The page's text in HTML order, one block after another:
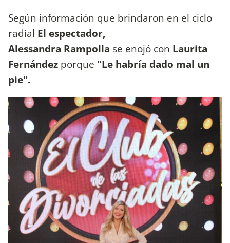
Según información que brindaron en el ciclo
radial El espectador,
Alessandra Rampolla se enojó con Laurita
Fernández porque "Le habría dado mal un
pie".